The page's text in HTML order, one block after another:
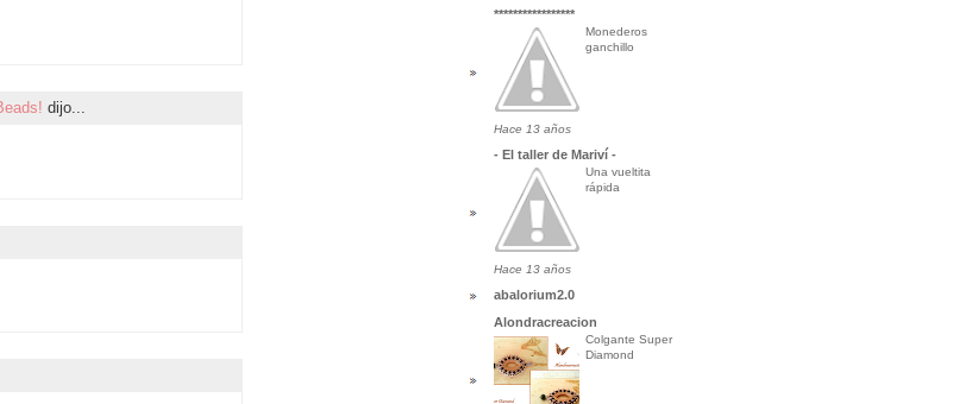
dijo...
*****************
Monederos
ganchillo
Hace 13 años
- El taller de Mariví -
Una vueltita
rápida
Hace 13 años
abalorium2.0
Alondracreacion
Colgante Super
Diamond